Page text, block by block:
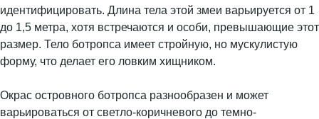
идентифицировать. Длина тела этой змеи варьируется от 1
до 1,5 метра, хотя встречаются и особи, превышающие этот
размер. Тело ботропса имеет стройную, но мускулистую
форму, что делает его ловким хищником.
Окрас островного ботропса разнообразен и может
варьироваться от светло-коричневого до темно-